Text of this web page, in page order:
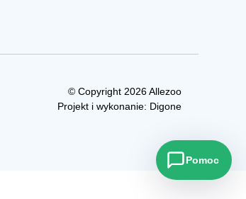
© Copyright 2026 Allezoo
Projekt i wykonanie: Digone
Pomoc